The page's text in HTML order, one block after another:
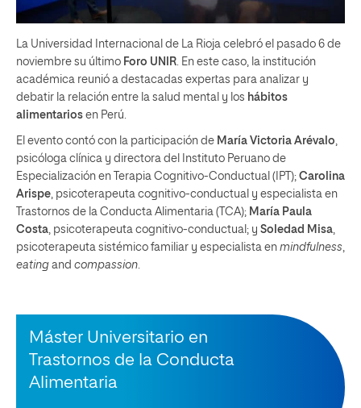
La Universidad Internacional de La Rioja celebró el pasado 6 de
noviembre su último Foro UNIR. En este caso, la institución
académica reunió a destacadas expertas para analizar y
debatir la relación entre la salud mental y los hábitos
alimentarios en Perú.
El evento contó con la participación de María Victoria Arévalo,
psicóloga clínica y directora del Instituto Peruano de
Especialización en Terapia Cognitivo-Conductual (IPT); Carolina
Arispe, psicoterapeuta cognitivo-conductual y especialista en
Trastornos de la Conducta Alimentaria (TCA); María Paula
Costa, psicoterapeuta cognitivo-conductual; y Soledad Misa,
psicoterapeuta sistémico familiar y especialista en mindfulness,
eating and compassion.
Máster Universitario en
Trastornos de la Conducta
Alimentaria